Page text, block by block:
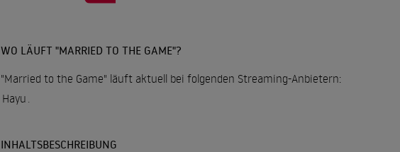
WO LÄUFT "MARRIED TO THE GAME"?
"Married to the Game" läuft aktuell bei folgenden Streaming-Anbietern:
Hayu
INHALTSBESCHREIBUNG